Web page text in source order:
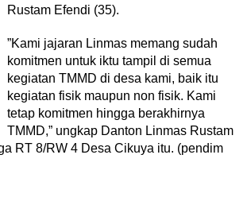
Rustam Efendi (35).
”Kami jajaran Linmas memang sudah
komitmen untuk iktu tampil di semua
kegiatan TMMD di desa kami, baik itu
kegiatan fisik maupun non fisik. Kami
tetap komitmen hingga berakhirnya
TMMD,” ungkap Danton Linmas Rustam
RT 8/RW 4 Desa Cikuya itu. (pendim